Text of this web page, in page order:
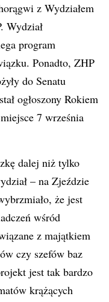
z Wydziałem
Wydział
program
Ponadto, ZHP
do Senatu
ogłoszony Rokiem
7 września
dalej niż tylko
– na Zjeździe
że jest
wśród
z majątkiem
czy szefów baz
jest tak bardzo
krążących